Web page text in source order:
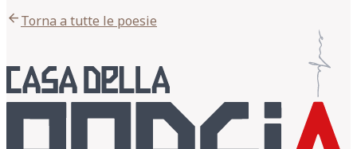
arrow_backTorna a tutte le poesie